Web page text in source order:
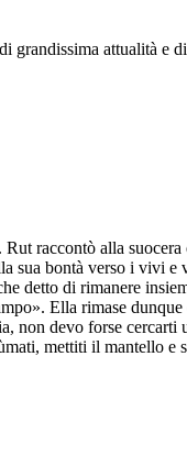
grandissima attualità e
raccontò alla suocera
sua bontà verso i vivi e
detto di rimanere
Ella rimase
non devo forse cercarti
mettiti il mantello e